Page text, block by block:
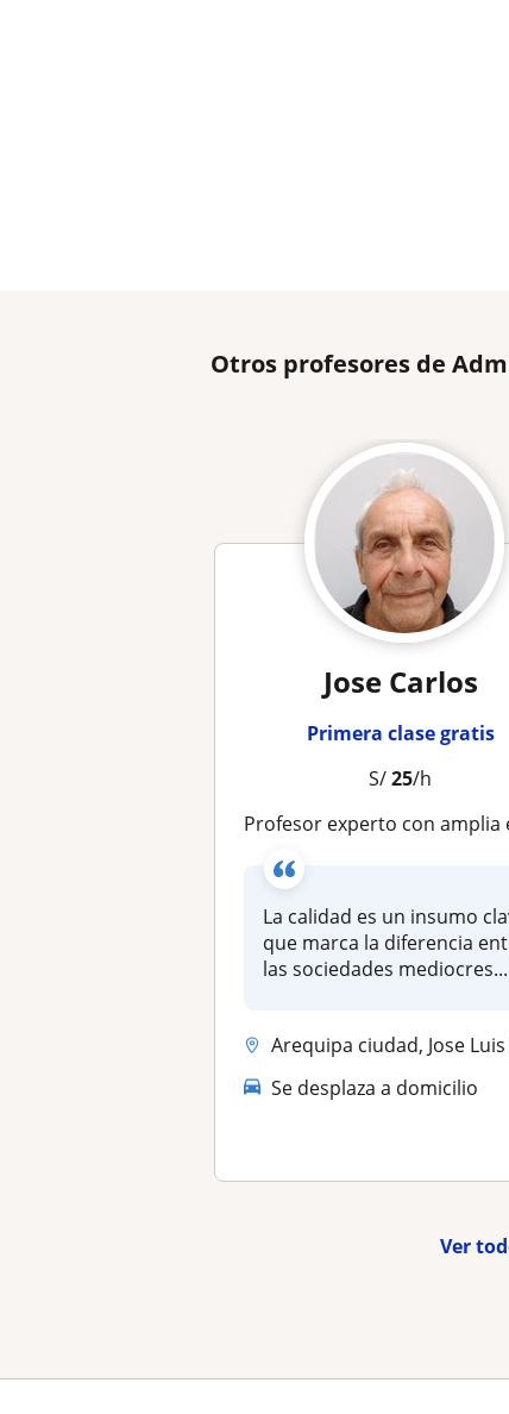
Otros profesores de
Jose Carlos
Primera clase gratis
S/25/h
Profesor experto con amplia experiencia en Plantas de producción en Japón y peruanas ofrece conferencias de
La calidad es un insumo
que marca la diferencia
las sociedades mediocres...
Arequipa ciudad, Jose Luis Bustamante Y Rivero, Yanahuara,
Se desplaza a domicilio
Ver